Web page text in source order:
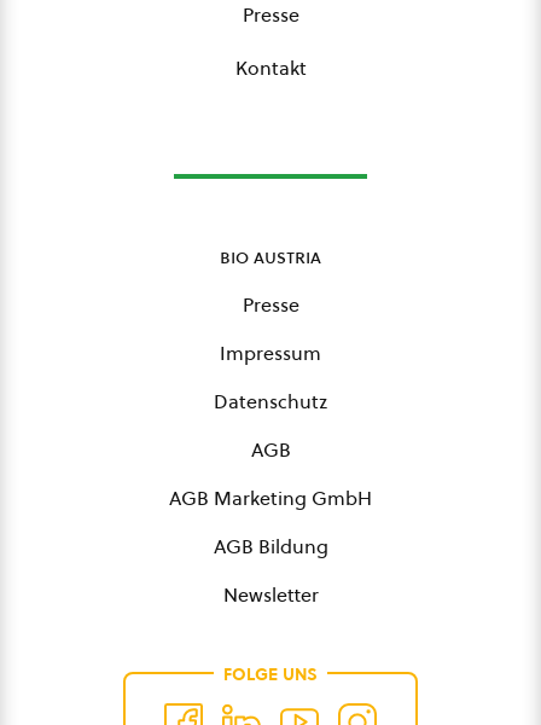
Presse
Kontakt
bio austria
Presse
Impressum
Datenschutz
AGB
AGB Marketing GmbH
AGB Bildung
Newsletter
FOLGE UNS